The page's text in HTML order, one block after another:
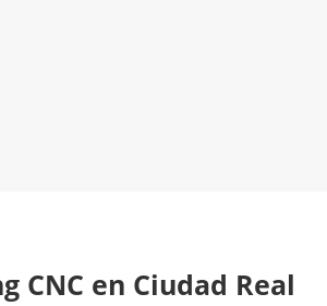
CNC en Ciudad Real